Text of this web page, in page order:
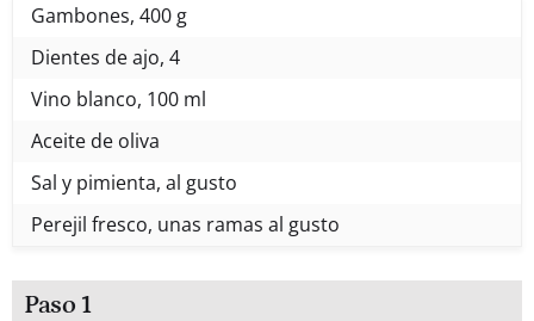
Gambones, 400 g
Dientes de ajo, 4
Vino blanco, 100 ml
Aceite de oliva
Sal y pimienta, al gusto
Perejil fresco, unas ramas al gusto
Paso 1